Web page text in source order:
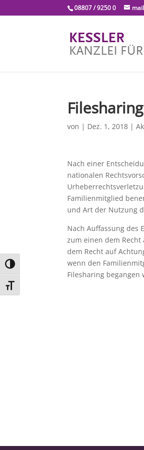
Umschalten auf hohe Kontraste
Schrift vergrößern
08807 / 9250 0
Filesharing
von | Dez. 1, 2018 |
Nach einer
nationalen
Familienmitglied
und Art der Nutzung
Nach Auffassung des
zum einen dem
dem Recht auf
wenn den
Filesharing